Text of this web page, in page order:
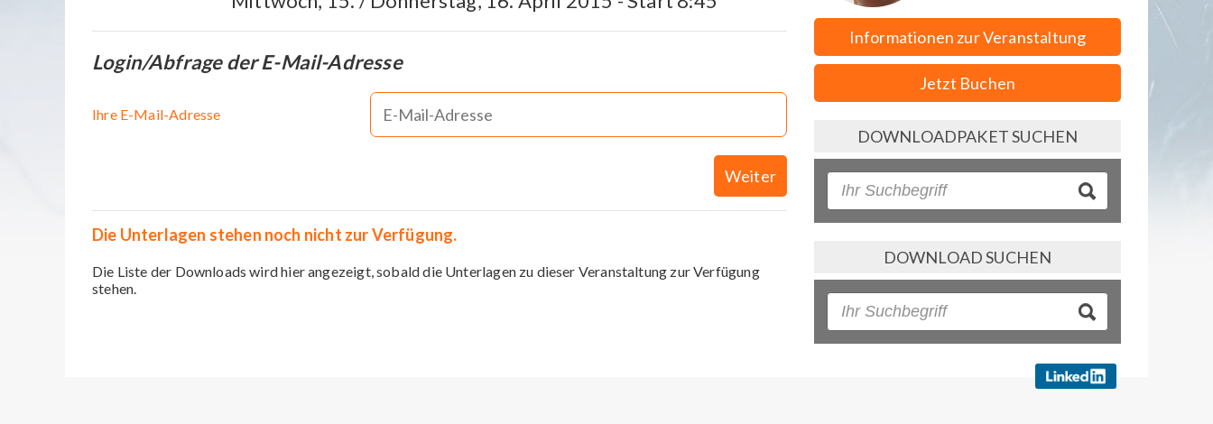
Login/Abfrage der E-Mail-Adresse
Ihre E-Mail-Adresse
Weiter
Die Unterlagen stehen noch nicht zur Verfügung.
Die Liste der Downloads wird hier angezeigt, sobald die Unterlagen zu dieser Veranstaltung zur Verfügung
stehen.
Informationen zur Veranstaltung
Jetzt Buchen
DOWNLOADPAKET SUCHEN
DOWNLOAD SUCHEN